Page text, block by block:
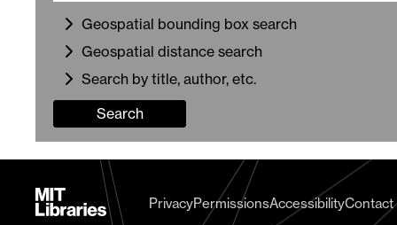
Geospatial bounding box search
Geospatial distance search
Search by title, author, etc.
Search
MIT
Libraries
home
PrivacyPermissionsAccessibilityContact